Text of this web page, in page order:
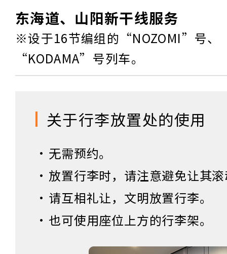
东海道、山阳新干线服务
※设于16节编组的“NOZOMI”号
“KODAMA”号列车。
关于行李放置处的使用
无需预约。
放置行李时，请注意避免让其
请互相礼让，文明放置行李。
也可使用座位上方的行李架。